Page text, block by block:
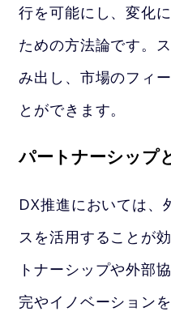
行を可能にし、変化
ための方法論です。
み出し、市場のフィ
とができます。
パートナーシップ
DX推進においては、
スを活用することが
トナーシップや外部
完やイノベーション